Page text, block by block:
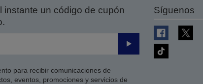
un código de cupón
Enviar
para recibir comunicaciones de
eventos, promociones y servicios de
Síguenos